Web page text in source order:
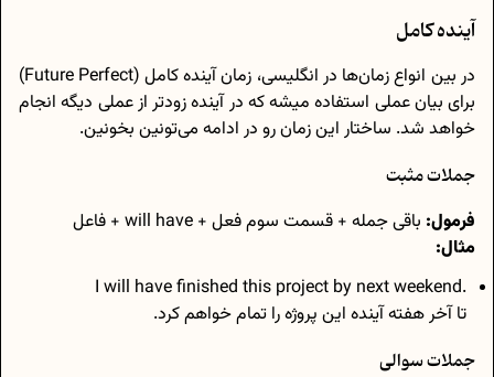
آینده کامل
در بین انواع زمان‌ها در انگلیسی، زمان آینده کامل (Future Perfect)
برای بیان عملی استفاده میشه که در آینده زودتر از عملی دیگه انجام
خواهد شد. ساختار این زمان رو در ادامه می‌تونین بخونین.
جملات مثبت
فرمول: باقی جمله + قسمت سوم فعل + will have + فاعل
مثال:
.I will have finished this project by next weekend
تا آخر هفته‌ آینده این پروژه را تمام خواهم کرد.
جملات سوالی